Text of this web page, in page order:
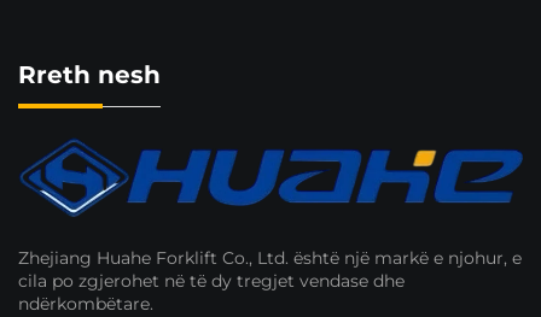
Rreth nesh
Zhejiang Huahe Forklift Co., Ltd. është një markë e njohur, e
cila po zgjerohet në të dy tregjet vendase dhe
ndërkombëtare.